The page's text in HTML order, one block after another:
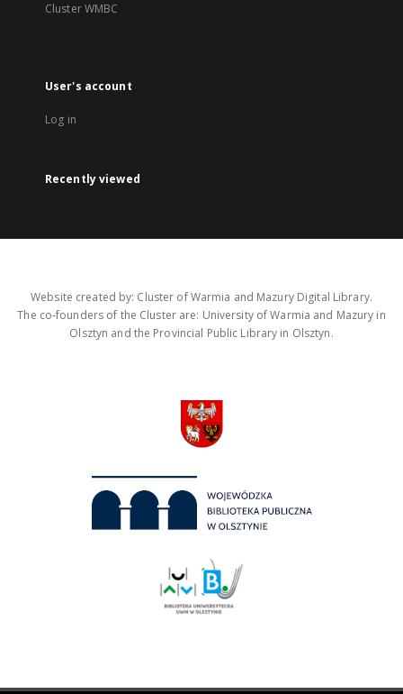
Cluster WMBC
User's account
Log in
Recently viewed
Website created by: Cluster of Warmia and Mazury Digital Library.
The co-founders of the Cluster are: University of Warmia and Mazury in
Olsztyn and the Provincial Public Library in Olsztyn.